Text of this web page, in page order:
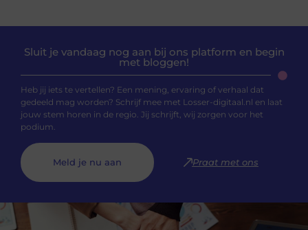
Sluit je vandaag nog aan bij ons platform en begin
met bloggen!
Heb jij iets te vertellen? Een mening, ervaring of verhaal dat
gedeeld mag worden? Schrijf mee met Losser-digitaal.nl en laat
jouw stem horen in de regio. Jij schrijft, wij zorgen voor het
podium.
Meld je nu aan Praat met ons